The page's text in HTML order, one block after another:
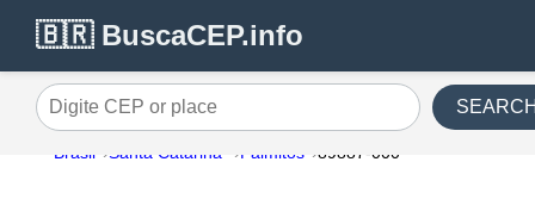
🇧🇷 BuscaCEP.info
Digite CEP or place
Brasil Santa Catarina Palmitos 89887-000